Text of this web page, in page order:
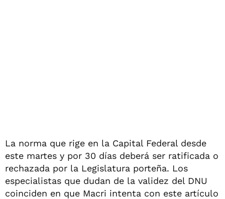
La norma que rige en la Capital Federal desde
este martes y por 30 días deberá ser ratificada o
rechazada por la Legislatura porteña. Los
especialistas que dudan de la validez del DNU
coinciden en que Macri intenta con este artículo